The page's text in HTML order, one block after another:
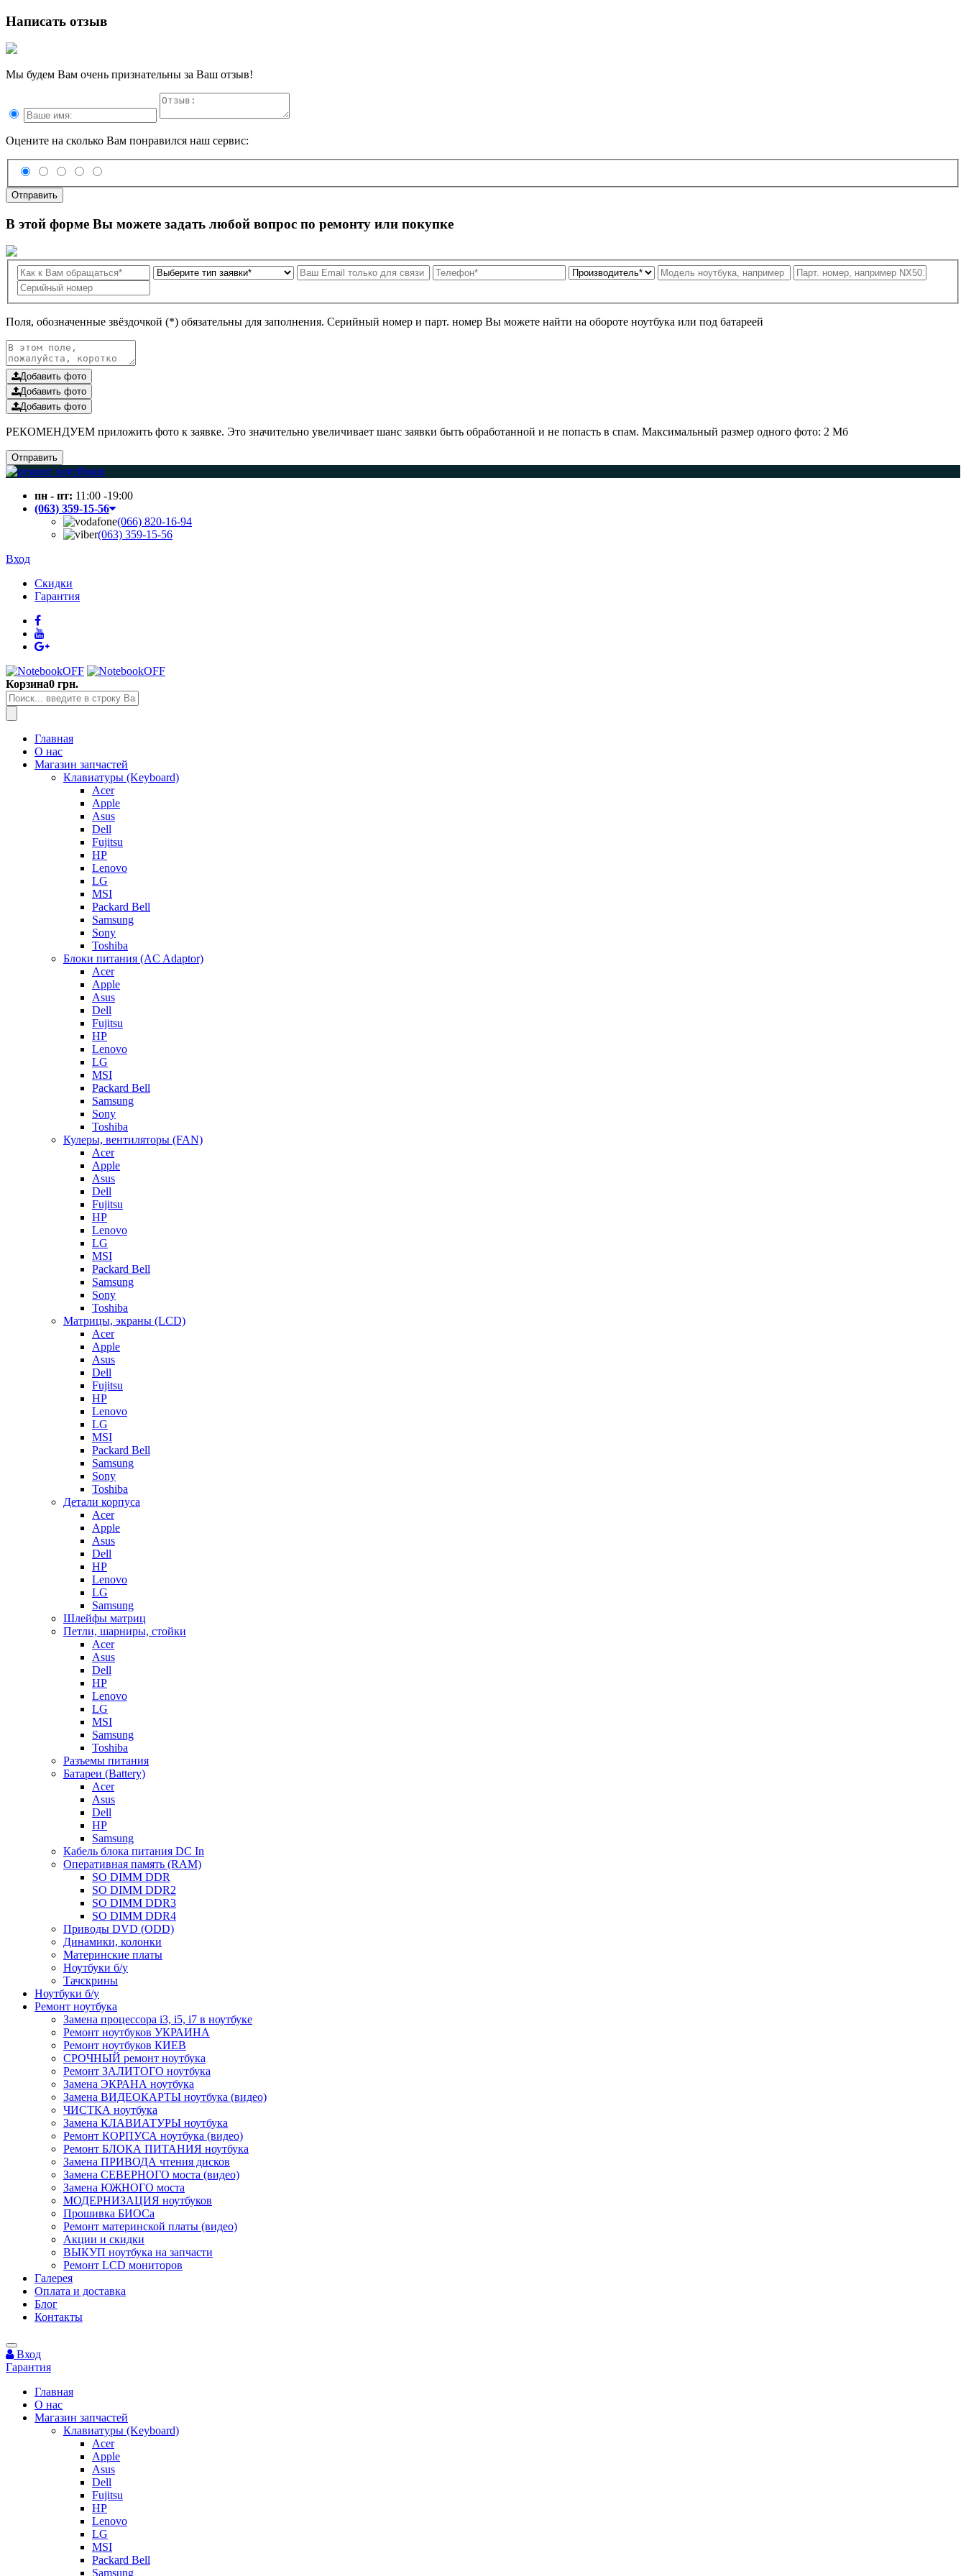
Написать отзыв
Мы будем Вам очень признательны за Ваш отзыв!
Оцените на сколько Вам понравился наш сервис:
Отправить
В этой форме Вы можете задать любой вопрос по ремонту или покупке
Поля, обозначенные звёздочкой (*) обязательны для заполнения. Серийный номер и парт. номер Вы можете найти на обороте ноутбука или под батареей
Добавить фото
Добавить фото
Добавить фото
РЕКОМЕНДУЕМ приложить фото к заявке. Это значительно увеличивает шанс заявки быть обработанной и не попасть в спам. Максимальный размер одного фото: 2 Мб
Отправить
пн - пт: 11:00 -19:00
(063) 359-15-56
(066) 820-16-94
(063) 359-15-56
Вход
Скидки
Гарантия
Корзина0 грн.
Главная
О нас
Магазин запчастей
Клавиатуры (Keyboard)
Acer
Apple
Asus
Dell
Fujitsu
HP
Lenovo
LG
MSI
Packard Bell
Samsung
Sony
Toshiba
Блоки питания (AC Adaptor)
Acer
Apple
Asus
Dell
Fujitsu
HP
Lenovo
LG
MSI
Packard Bell
Samsung
Sony
Toshiba
Кулеры, вентиляторы (FAN)
Acer
Apple
Asus
Dell
Fujitsu
HP
Lenovo
LG
MSI
Packard Bell
Samsung
Sony
Toshiba
Матрицы, экраны (LCD)
Acer
Apple
Asus
Dell
Fujitsu
HP
Lenovo
LG
MSI
Packard Bell
Samsung
Sony
Toshiba
Детали корпуса
Acer
Apple
Asus
Dell
HP
Lenovo
LG
Samsung
Шлейфы матриц
Петли, шарниры, стойки
Acer
Asus
Dell
HP
Lenovo
LG
MSI
Samsung
Toshiba
Разъемы питания
Батареи (Battery)
Acer
Asus
Dell
HP
Samsung
Кабель блока питания DC In
Оперативная память (RAM)
SO DIMM DDR
SO DIMM DDR2
SO DIMM DDR3
SO DIMM DDR4
Приводы DVD (ODD)
Динамики, колонки
Материнские платы
Ноутбуки б/у
Тачскрины
Ноутбуки б/у
Ремонт ноутбука
Замена процессора i3, i5, i7 в ноутбуке
Ремонт ноутбуков УКРАИНА
Ремонт ноутбуков КИЕВ
СРОЧНЫЙ ремонт ноутбука
Ремонт ЗАЛИТОГО ноутбука
Замена ЭКРАНА ноутбука
Замена ВИДЕОКАРТЫ ноутбука (видео)
ЧИСТКА ноутбука
Замена КЛАВИАТУРЫ ноутбука
Ремонт КОРПУСА ноутбука (видео)
Ремонт БЛОКА ПИТАНИЯ ноутбука
Замена ПРИВОДА чтения дисков
Замена СЕВЕРНОГО моста (видео)
Замена ЮЖНОГО моста
МОДЕРНИЗАЦИЯ ноутбуков
Прошивка БИОСа
Ремонт материнской платы (видео)
Акции и скидки
ВЫКУП ноутбука на запчасти
Ремонт LCD мониторов
Галерея
Оплата и доставка
Блог
Контакты
Вход
Гарантия
Главная
О нас
Магазин запчастей
Клавиатуры (Keyboard)
Acer
Apple
Asus
Dell
Fujitsu
HP
Lenovo
LG
MSI
Packard Bell
Samsung